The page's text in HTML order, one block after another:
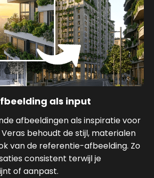
als input
afbeeldingen als inspiratie voor
behoudt de stijl, materialen
van de referentie-afbeelding. Zo
consistent terwijl je
of aanpast.